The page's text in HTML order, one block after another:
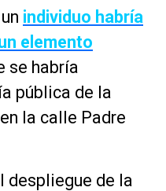
individuo habría
elemento
se habría
pública de la
la calle Padre
despliegue de la